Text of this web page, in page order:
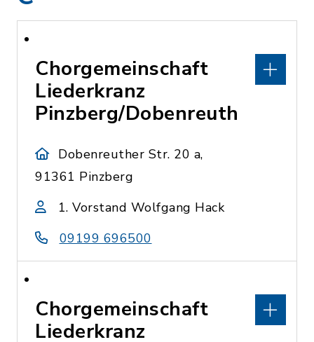
Chorgemeinschaft
Liederkranz
Pinzberg/Dobenreuth
Dobenreuther Str. 20 a,
91361 Pinzberg
1. Vorstand Wolfgang Hack
09199 696500
Chorgemeinschaft
Liederkranz